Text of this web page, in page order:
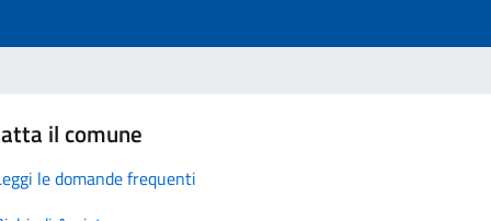
il comune
le domande frequenti